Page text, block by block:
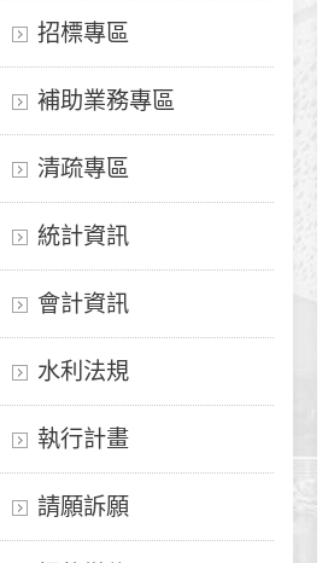
招標專區
補助業務專區
清疏專區
統計資訊
會計資訊
水利法規
執行計畫
請願訴願